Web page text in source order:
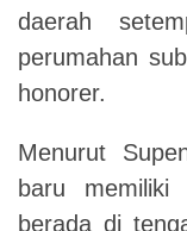
daerah
perumahan
honorer.
Menurut
baru
berada di